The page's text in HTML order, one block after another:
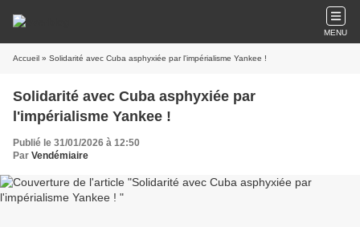
MENU
Accueil » Solidarité avec Cuba asphyxiée par l'impérialisme Yankee !
Solidarité avec Cuba asphyxiée par
l'impérialisme Yankee !
Publié le 31/01/2026 à 12:50
Par Vendémiaire